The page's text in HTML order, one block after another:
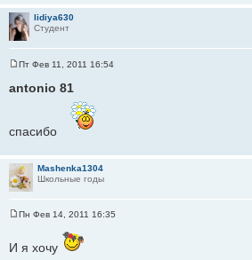
и
е
lidiya630
Студент
о
н
е
Пт Фев 11, 2011 16:54
antonio 81
спасибо
Mashenka1304
Школьные годы
о
б
Пн Фев 14, 2011 16:35
И я хочу